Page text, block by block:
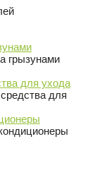
грызунами
для ухода
для